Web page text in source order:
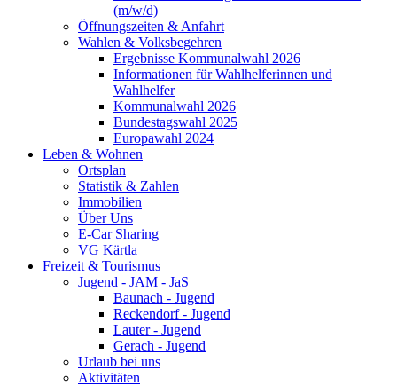
(m/w/d)
Öffnungszeiten & Anfahrt
Wahlen & Volksbegehren
Ergebnisse Kommunalwahl 2026
Informationen für Wahlhelferinnen und
Wahlhelfer
Kommunalwahl 2026
Bundestagswahl 2025
Europawahl 2024
Leben & Wohnen
Ortsplan
Statistik & Zahlen
Immobilien
Über Uns
E-Car Sharing
VG Kärtla
Freizeit & Tourismus
Jugend - JAM - JaS
Baunach - Jugend
Reckendorf - Jugend
Lauter - Jugend
Gerach - Jugend
Urlaub bei uns
Aktivitäten